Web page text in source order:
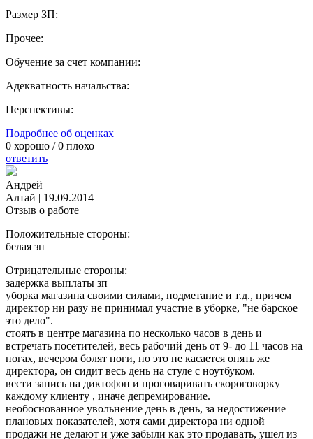
Размер ЗП:
Прочее:
Обучение за счет компании:
Адекватность начальства:
Перспективы:
Подробнее об оценках
0 хорошо /0 плохо
ответить
Андрей
Алтай | 19.09.2014
Отзыв о работе
Положительные стороны:
белая зп
Отрицательные стороны:
задержка выплаты зп
уборка магазина своими силами, подметание и т.д., причем
директор ни разу не принимал участие в уборке, "не барское
это дело".
стоять в центре магазина по несколько часов в день и
встречать посетителей, весь рабочий день от 9- до 11 часов на
ногах, вечером болят ноги, но это не касается опять же
директора, он сидит весь день на стуле с ноутбуком.
вести запись на диктофон и проговаривать скороговорку
каждому клиенту , иначе депремирование.
необоснованное увольнение день в день, за недостижение
плановых показателей, хотя сами директора ни одной
продажи не делают и уже забыли как это продавать, ушел из